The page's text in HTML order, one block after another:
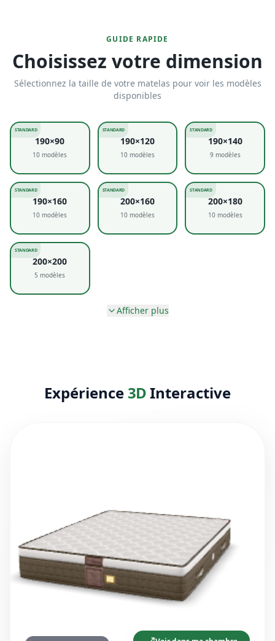
GUIDE RAPIDE
Choisissez votre dimension
Sélectionnez la taille de votre matelas pour voir les modèles
disponibles
STANDARD
190×90
10 modèles
STANDARD
190×120
10modèles
STANDARD
190×140
9modèles
STANDARD
190×160
10 modèles
STANDARD
200×160
10modèles
STANDARD
200×180
10modèles
STANDARD
200×200
5 modèles
Afficher plus
Expérience 3DInteractive